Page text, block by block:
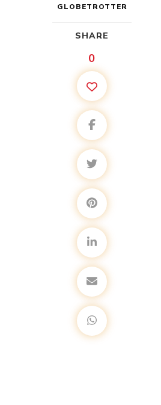
GLOBETROTTER
SHARE
0